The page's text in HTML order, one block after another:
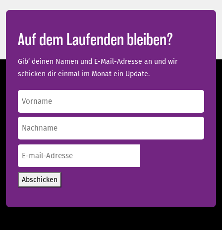
Auf dem Laufenden bleiben?
Gib‘ deinen Namen und E-Mail-Adresse an und wir
schicken dir einmal im Monat ein Update.
Vorname
Nachname
Adresse(erforderlich)
Abschicken